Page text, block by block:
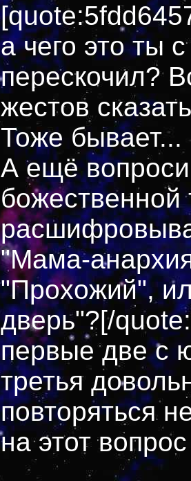
а чего это ты
перескочил?
жестов
Тоже бывает...
А ещё
божественной
"Мама-
"Прохожий",
дверь"?[/
первые две с
третья
повторяться
на этот